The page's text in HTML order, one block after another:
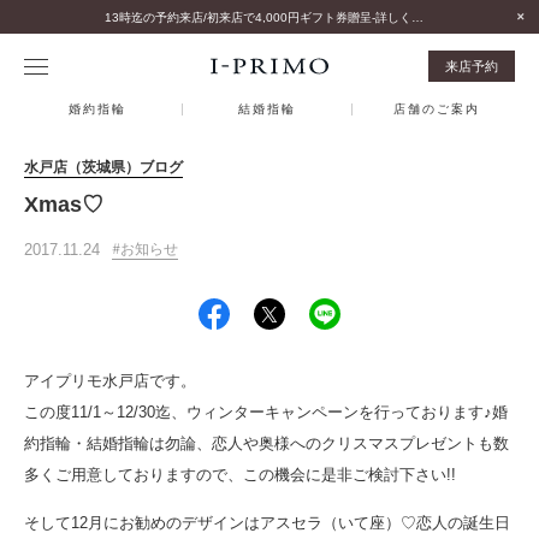
来店予約
婚約指輪 結婚指輪 店舗のご案内
水戸店（茨城県）ブログ
Xmas♡
2017.11.24 お知らせ
アイプリモ水戸店です。
この度11/1～12/30迄、ウィンターキャンペーンを行っております♪婚
約指輪・結婚指輪は勿論、恋人や奥様へのクリスマスプレゼントも数
多くご用意しておりますので、この機会に是非ご検討下さい!!
そして12月にお勧めのデザインはアスセラ（いて座）♡恋人の誕生日